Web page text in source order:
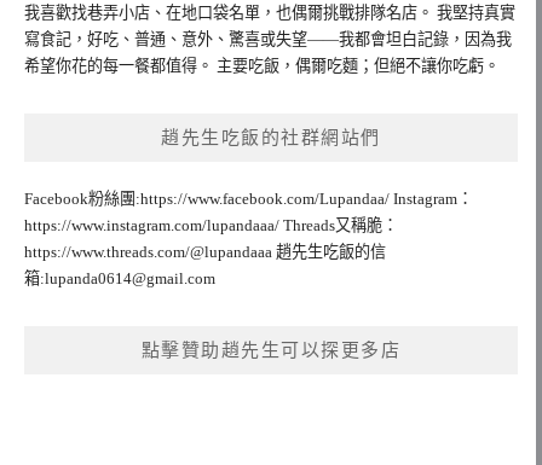
我喜歡找巷弄小店、在地口袋名單，也偶爾挑戰排隊名店。 我堅持真實
寫食記，好吃、普通、意外、驚喜或失望——我都會坦白記錄，因為我
希望你花的每一餐都值得。 主要吃飯，偶爾吃麵；但絕不讓你吃虧。
趙先生吃飯的社群網站們
Facebook粉絲團:https://www.facebook.com/Lupandaa/ Instagram：
https://www.instagram.com/lupandaaa/ Threads又稱脆：
https://www.threads.com/@lupandaaa 趙先生吃飯的信
箱:lupanda0614@gmail.com
點擊贊助趙先生可以探更多店